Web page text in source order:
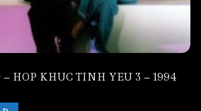
HOP KHUC TINH YEU 3 – 1994